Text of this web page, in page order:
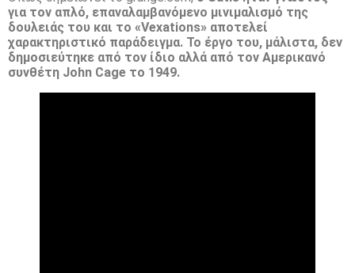
για τον απλό, επαναλαμβανόμενο μινιμαλισμό της
δουλειάς του και το «Vexations» αποτελεί
χαρακτηριστικό παράδειγμα. Το έργο του, μάλιστα, δεν
δημοσιεύτηκε από τον ίδιο αλλά από τον Αμερικανό
συνθέτη John Cage το 1949.